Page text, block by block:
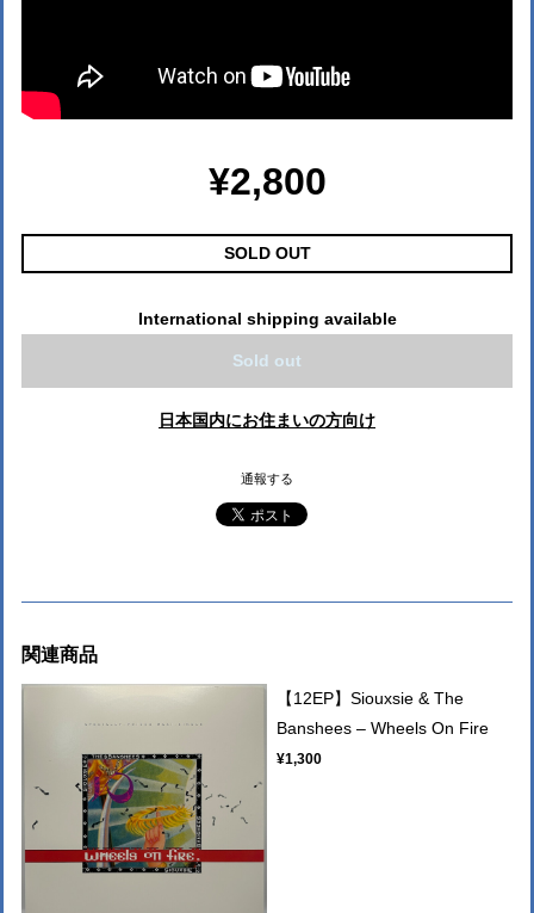
¥2,800
SOLD OUT
International shipping available
Sold out
日本国内にお住まいの方向け
通報する
関連商品
【12EP】Siouxsie & The
Banshees – Wheels On Fire
¥1,300